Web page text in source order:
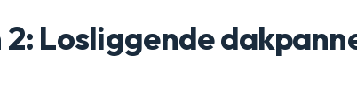
Losliggende